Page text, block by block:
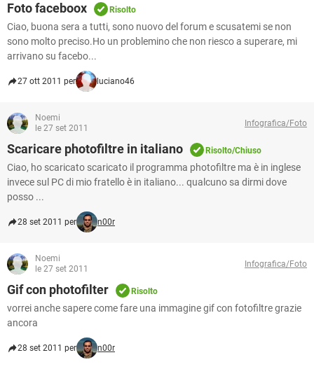
Foto faceboox Risolto
Ciao, buona sera a tutti, sono nuovo del forum e scusatemi se non
sono molto preciso.Ho un problemino che non riesco a superare, mi
arrivano su facebo...
27 ott 2011 per luciano46
Noemi
le 27 set 2011
Infografica/Foto
Scaricare photofiltre in italiano Risolto/Chiuso
Ciao, ho scaricato scaricato il programma photofiltre ma è in inglese
invece sul PC di mio fratello è in italiano... qualcuno sa dirmi dove
posso ...
28 set 2011 per n00r
Noemi
le 27 set 2011
Infografica/Foto
Gif con photofilter Risolto
vorrei anche sapere come fare una immagine gif con fotofiltre grazie
ancora
28 set 2011 per n00r